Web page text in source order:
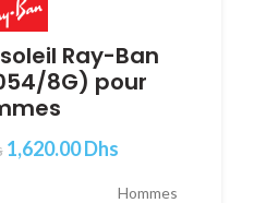
Ray-Ban
8G) pour
1,620.00Dhs
Hommes